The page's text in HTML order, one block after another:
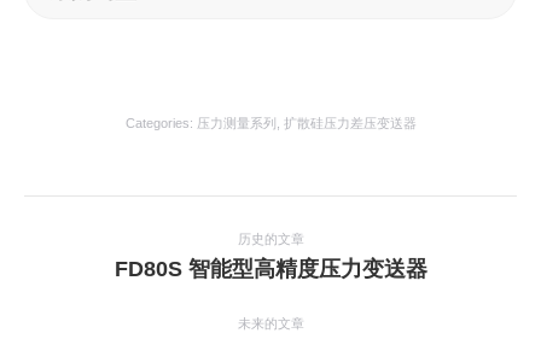
Categories: 压力测量系列 , 扩散硅压力差压变送器
历史的文章
上
FD80S 智能型高精度压力变送器
未来的文章